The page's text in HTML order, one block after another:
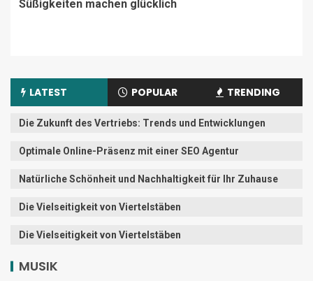
Süßigkeiten machen glücklich
LATEST POPULAR TRENDING
Die Zukunft des Vertriebs: Trends und Entwicklungen
Optimale Online-Präsenz mit einer SEO Agentur
Natürliche Schönheit und Nachhaltigkeit für Ihr Zuhause
Die Vielseitigkeit von Viertelstäben
Die Vielseitigkeit von Viertelstäben
MUSIK